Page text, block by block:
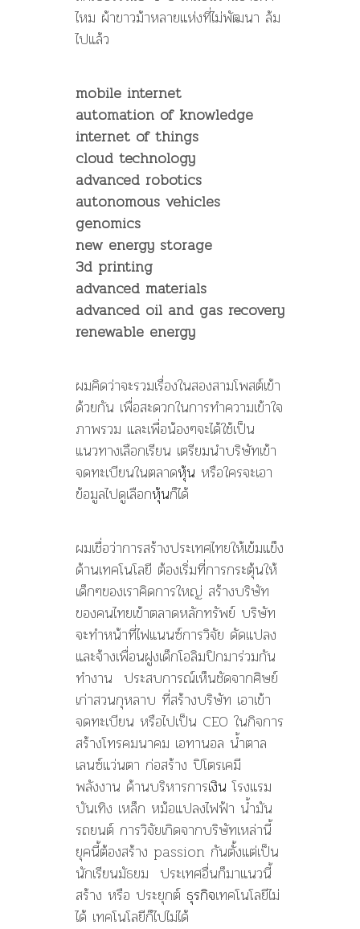
ไหม ผ้าขาวม้าหลายแห่งที่ไม่พัฒนา ล้ม
ไปแล้ว
mobile internet
automation of knowledge
internet of things
cloud technology
advanced robotics
autonomous vehicles
genomics
new energy storage
3d printing
advanced materials
advanced oil and gas recovery
renewable energy
ผมคิดว่าจะรวมเรื่องในสองสามโพสต์เข้า
ด้วยกัน เพื่อสะดวกในการทำความเข้าใจ
ภาพรวม และเพื่อน้องๆจะได้ใช้เป็น
แนวทางเลือกเรียน เตรียมนำบริษัทเข้า
จดทะเบียนในตลาดหุ้น หรือใครจะเอา
ข้อมูลไปดูเลือกหุ้นก็ได้
ผมเชื่อว่าการสร้างประเทศไทยให้เข้มแข็ง
ด้านเทคโนโลยี ต้องเริ่มที่การกระตุ้นให้
เด็กๆของเราคิดการใหญ่ สร้างบริษัท
ของคนไทยเข้าตลาดหลักทรัพย์ บริษัท
จะทำหน้าที่ไฟแนนซ์การวิจัย ดัดแปลง
และจ้างเพื่อนฝูงเด็กโอลิมปิกมาร่วมกัน
ทำงาน ประสบการณ์เห็นชัดจากศิษย์
เก่าสวนกุหลาบ ที่สร้างบริษัท เอาเข้า
จดทะเบียน หรือไปเป็น CEO ในกิจการ
สร้างโทรคมนาคม เอทานอล น้ำตาล
เลนซ์แว่นตา ก่อสร้าง ปิโตรเคมี
พลังงาน ด้านบริหารการเงิน โรงแรม
บันเทิง เหล็ก หม้อแปลงไฟฟ้า น้ำมัน
รถยนต์ การวิจัยเกิดจากบริษัทเหล่านี้
ยุคนี้ต้องสร้าง passion กันตั้งแต่เป็น
นักเรียนมัธยม ประเทศอื่นก็มาแนวนี้
สร้าง หรือ ประยุกต์ ธุรกิจเทคโนโลยีไม่
ได้ เทคโนโลยีก็ไปไม่ได้